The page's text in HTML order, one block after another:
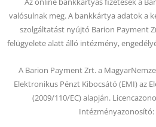
k
valósulnak meg. A bankkártya adatok a
szolgáltatást nyújtó Barion Payment
felügyelete alatt álló intézmény,
A Barion Payment Zrt. a
Elektronikus Pénzt Kibocsátó (EMI) az
(2009/110/EC) alapján.
Intézményazonosító: